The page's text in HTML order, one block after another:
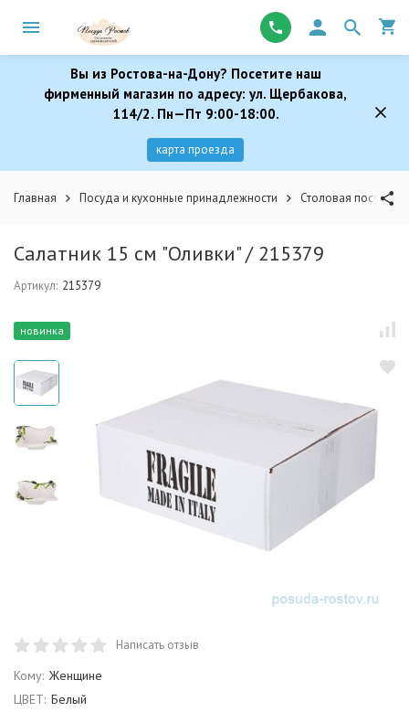
Вы из Ростова-на-Дону? Посетите наш
фирменный магазин по адресу: ул. Щербакова,
114/2. Пн—Пт 9:00-18:00.
карта проезда
Главная Посуда и кухонные принадлежности Столовая посуда
Салатник 15 см "Оливки" / 215379
Артикул: 215379
новинка
Написать отзыв
Кому: Женщине
ЦВЕТ: Белый